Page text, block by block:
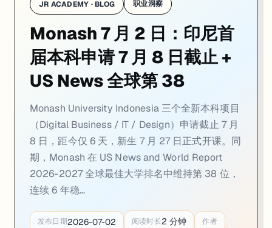
01. Monash Indonesia 首届本科生申请 7 月 8
：Monash University Indonesia 三个全新本科项目正式开放首
Monash University Indonesia 于 BSD Campus 正式开放首届 July
学制亮点在于效率与灵活性并重：3 年 144 学分完成本科，等同印尼
Monash University Indonesia — Intake Periods · 2026-
02. Monash 全球第 38 · US News 2026-
：Monash University 在 US News and World Report 2026-
Monash University 在 US News and World Report 2026-2027 年度
USNWR 的评估体系与 QS 和泰晤士高等教育（THE）侧重略有不同
JR ACADEMY · BLOG 职业洞察
Monash 7 月 2 日：印尼首
届本科申请 7 月 8 日截止 +
US News 全球第 38
Monash University Indonesia 三个全新本科项目
（Digital Business / IT / Design）申请截止 7 月
8 日，距今仅 6 天，新生 7 月 27 日正式开课。同
期，Monash 在 US News and World Report
2026-2027 全球最佳大学排名中维持第 38 位，
连续 6 年稳...
发布日期2026-07-02 阅读时长2 分钟 作者